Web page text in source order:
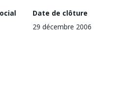
Date de clôture
29 décembre 2006